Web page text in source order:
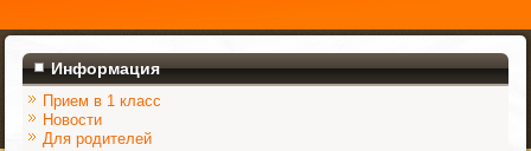
Информация
Прием в 1 класс
Новости
Для родителей